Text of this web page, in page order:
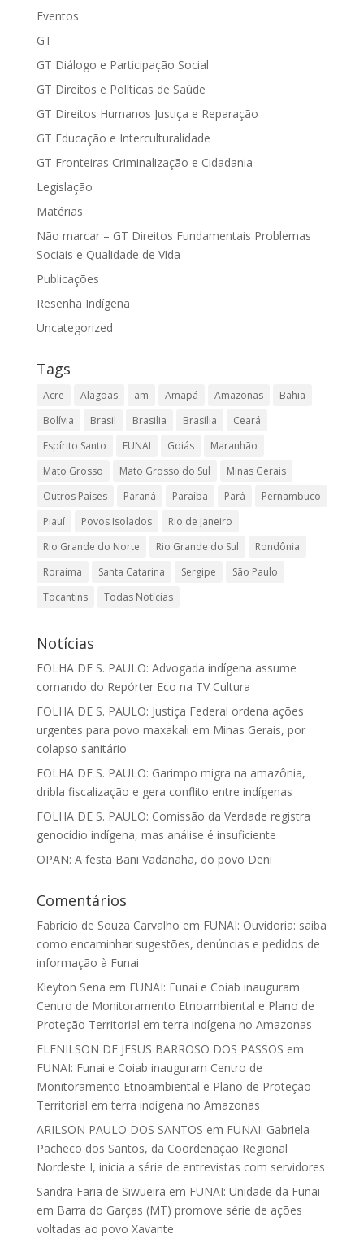
Eventos
GT
GT Diálogo e Participação Social
GT Direitos e Políticas de Saúde
GT Direitos Humanos Justiça e Reparação
GT Educação e Interculturalidade
GT Fronteiras Criminalização e Cidadania
Legislação
Matérias
Não marcar – GT Direitos Fundamentais Problemas
Sociais e Qualidade de Vida
Publicações
Resenha Indígena
Uncategorized
Tags
Acre Alagoas am Amapá Amazonas
Bahia
Bolívia
Brasil Brasilia Brasília
Ceará
Espírito Santo
FUNAI Goiás
Maranhão
Mato Grosso
Mato Grosso do Sul
Minas Gerais
Outros Países
Paraná Paraíba Pará
Pernambuco
Piauí
Povos Isolados
Rio de Janeiro
Rio Grande do Norte
Rio Grande do Sul
Rondônia
Roraima
Santa Catarina Sergipe
São Paulo
Tocantins
Todas Notícias
Notícias
FOLHA DE S. PAULO: Advogada indígena assume
comando do Repórter Eco na TV Cultura
FOLHA DE S. PAULO: Justiça Federal ordena ações
urgentes para povo maxakali em Minas Gerais, por
colapso sanitário
FOLHA DE S. PAULO: Garimpo migra na amazônia,
dribla fiscalização e gera conflito entre indígenas
FOLHA DE S. PAULO: Comissão da Verdade registra
genocídio indígena, mas análise é insuficiente
OPAN: A festa Bani Vadanaha, do povo Deni
Comentários
Fabrício de Souza Carvalho em FUNAI: Ouvidoria: saiba
como encaminhar sugestões, denúncias e pedidos de
informação à Funai
Kleyton Sena em FUNAI: Funai e Coiab inauguram
Centro de Monitoramento Etnoambiental e Plano de
Proteção Territorial em terra indígena no Amazonas
ELENILSON DE JESUS BARROSO DOS PASSOS em
FUNAI: Funai e Coiab inauguram Centro de
Monitoramento Etnoambiental e Plano de Proteção
Territorial em terra indígena no Amazonas
ARILSON PAULO DOS SANTOS em FUNAI: Gabriela
Pacheco dos Santos, da Coordenação Regional
Nordeste I, inicia a série de entrevistas com servidores
Sandra Faria de Siwueira em FUNAI: Unidade da Funai
em Barra do Garças (MT) promove série de ações
voltadas ao povo Xavante